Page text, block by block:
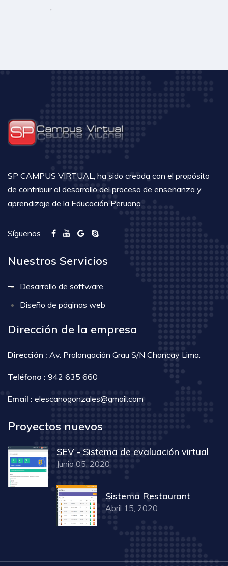
,
SP CAMPUS VIRTUAL, ha sido creada con el propósito
de contribuir al desarrollo del proceso de enseñanza y
aprendizaje de la Educación Peruana.
Síguenos
Nuestros Servicios
Desarrollo de software
Diseño de páginas web
Dirección de la empresa
Dirección : Av. Prolongación Grau S/N Chancay Lima.
Teléfono : 942 635 660
Email : elescanogonzales@gmail.com
Proyectos nuevos
SEV - Sistema de evaluación virtual
Junio 05, 2020
Sistema Restaurant
Abril 15, 2020